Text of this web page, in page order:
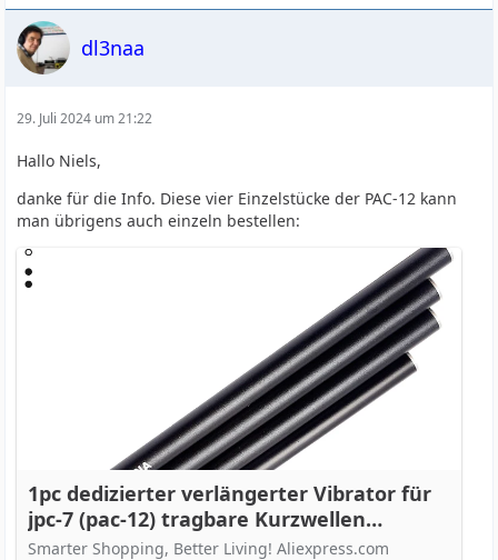
dl3naa
29. Juli 2024 um 21:22
Hallo Niels,
danke für die Info. Diese vier Einzelstücke der PAC-12 kann
man übrigens auch einzeln bestellen:
1pc dedizierter verlängerter Vibrator für
jpc-7 (pac-12) tragbare Kurzwellen
antenne - AliExpress
Smarter Shopping, Better Living! Aliexpress.com